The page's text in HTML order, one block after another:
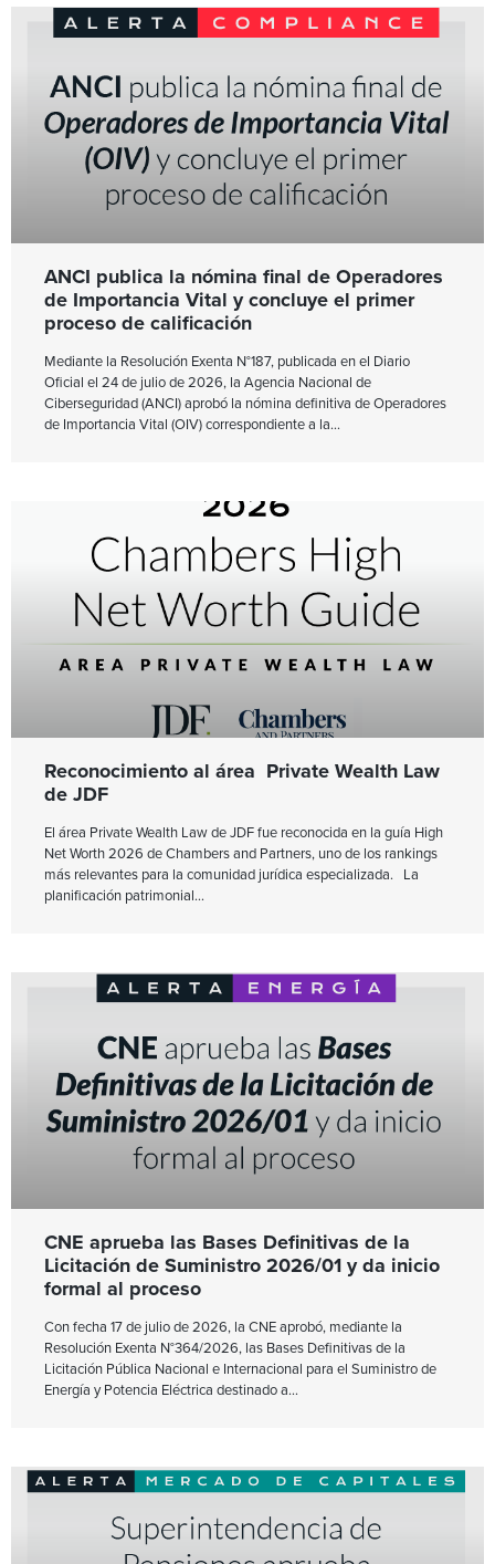
ANCI publica la nómina final de Operadores
de Importancia Vital y concluye el primer
proceso de calificación
Mediante la Resolución Exenta N°187, publicada en el Diario
Oficial el 24 de julio de 2026, la Agencia Nacional de
Ciberseguridad (ANCI) aprobó la nómina definitiva de Operadores
de Importancia Vital (OIV) correspondiente a la
Reconocimiento al área Private Wealth Law
de JDF
El área Private Wealth Law de JDF fue reconocida en la guía High
Net Worth 2026 de Chambers and Partners, uno de los rankings
más relevantes para la comunidad jurídica especializada. La
planificación patrimonial
CNE aprueba las Bases Definitivas de la
Licitación de Suministro 2026/01 y da inicio
formal al proceso
Con fecha 17 de julio de 2026, la CNE aprobó, mediante la
Resolución Exenta N°364/2026, las Bases Definitivas de la
Licitación Pública Nacional e Internacional para el Suministro de
Energía y Potencia Eléctrica destinado a